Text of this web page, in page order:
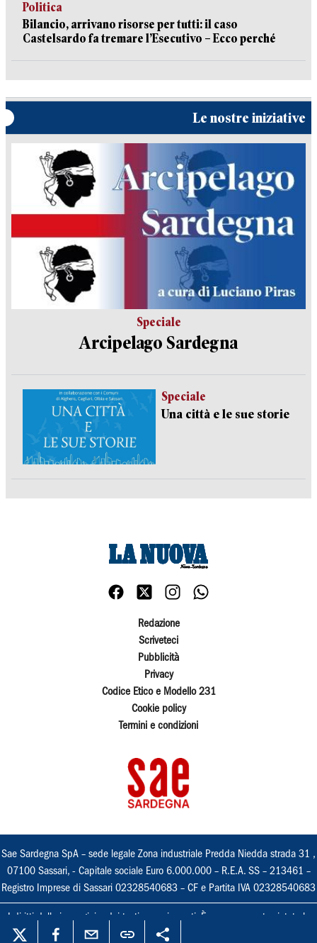
Politica
Bilancio, arrivano risorse per tutti: il caso
Castelsardo fa tremare l’Esecutivo – Ecco perché
Le nostre iniziative
Speciale
Arcipelago Sardegna
Speciale
Una città e le sue storie
Redazione
Scriveteci
Pubblicità
Privacy
Codice Etico e Modello 231
Cookie policy
Termini e condizioni
Sae Sardegna SpA – sede legale Zona industriale Predda Niedda strada 31 ,
07100 Sassari, - Capitale sociale Euro 6.000.000 – R.E.A. SS – 213461 –
Registro Imprese di Sassari 02328540683 – CF e Partita IVA 02328540683
I diritti delle immagini e dei testi sono riservati. È espressamente vietata la
loro riproduzione con qualsiasi mezzo e l'adattamento totale o parziale.